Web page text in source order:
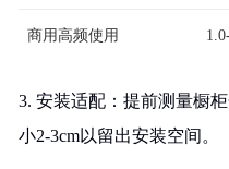
商用高频使用
3. 安装适配：提前测量橱
小2-3cm以留出安装空间。